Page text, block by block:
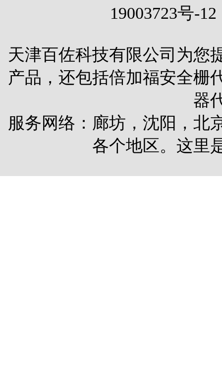
19003723号-12
天津百佐科技有限公司为您
产品，还包括倍加福安全栅
器
服务网络：廊坊，沈阳，北
各个地区。这里